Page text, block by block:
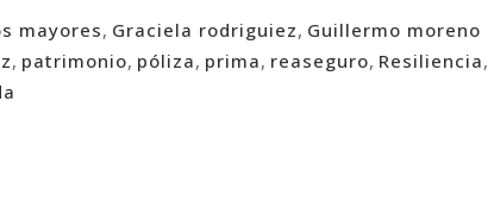
mayores, Graciela rodriguiez, Guillermo moreno
, patrimonio, póliza, prima, reaseguro, Resiliencia,